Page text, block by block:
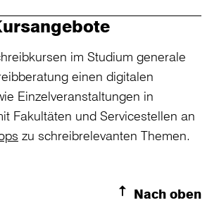
im Studium generale
einen digitalen
Einzelveranstaltungen in
Fakultäten und Servicestellen an
zu schreibrelevanten Themen.
Nach oben